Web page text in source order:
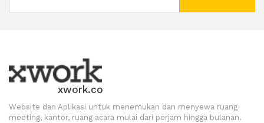
xwork.co
Website dan Aplikasi untuk menemukan dan menyewa ruang
meeting, kantor, ruang acara mulai dari perjam hingga bulanan.